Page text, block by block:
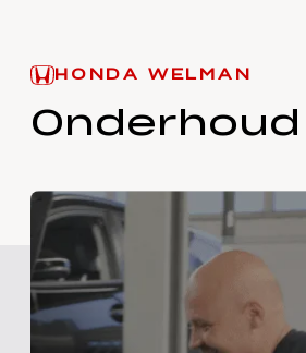
HONDA WELMAN